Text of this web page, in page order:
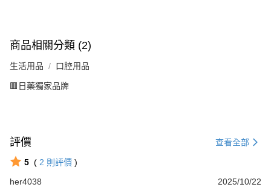
商品相關分類 (2)
生活用品 口腔用品
🟥日藥獨家品牌
評價 查看全部
5 ( 2 則評價 )
her4038
2025/10/22